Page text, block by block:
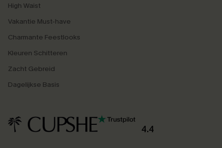
High Waist
Vakantie Must-have
Charmante Feestlooks
Kleuren Schitteren
Zacht Gebreid
Dagelijkse Basis
4.4